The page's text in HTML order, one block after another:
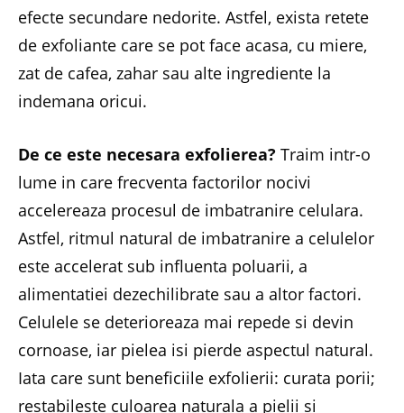
efecte secundare nedorite. Astfel, exista retete
de exfoliante care se pot face acasa, cu miere,
zat de cafea, zahar sau alte ingrediente la
indemana oricui.
De ce este necesara exfolierea? Traim intr-o
lume in care frecventa factorilor nocivi
accelereaza procesul de imbatranire celulara.
Astfel, ritmul natural de imbatranire a celulelor
este accelerat sub influenta poluarii, a
alimentatiei dezechilibrate sau a altor factori.
Celulele se deterioreaza mai repede si devin
cornoase, iar pielea isi pierde aspectul natural.
Iata care sunt beneficiile exfolierii: curata porii;
restabileste culoarea naturala a pielii si